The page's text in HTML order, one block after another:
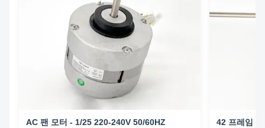
AC 팬 모터 - 1/25 220-240V 50/60HZ
42 프레임